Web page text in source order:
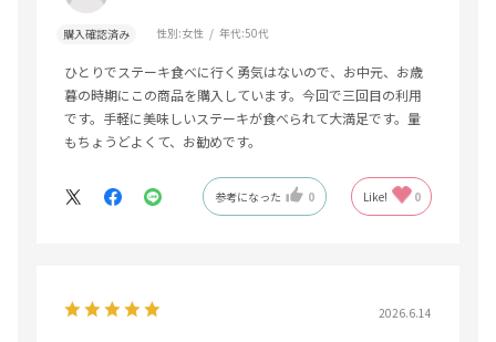
購入確認済み 性別:女性 年代:50代
ひとりでステーキ食べに行く勇気はないので、お中元、お歳
暮の時期にこの商品を購入しています。今回で三回目の利用
です。手軽に美味しいステーキが食べられて大満足です。量
もちょうどよくて、お勧めです。
参考になった 0 Like! 0
2026.6.14